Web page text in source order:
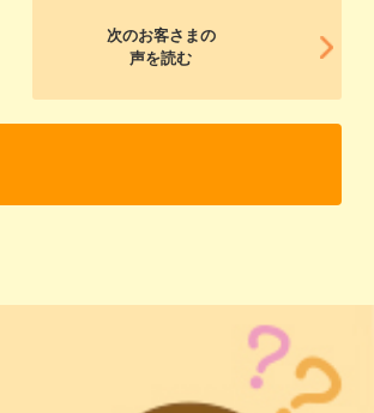
次のお客さまの
声を読む